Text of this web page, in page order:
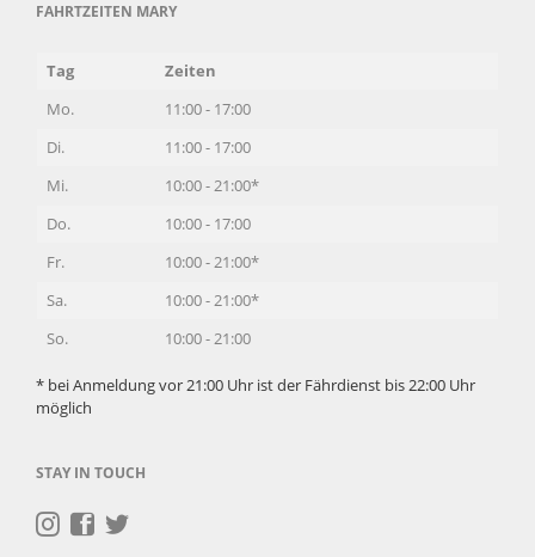
FAHRTZEITEN MARY
Tag
Zeiten
Mo.
11:00 - 17:00
Di.
11:00 - 17:00
Mi.
10:00 - 21:00*
Do.
10:00 - 17:00
Fr.
10:00 - 21:00*
Sa.
10:00 - 21:00*
So.
10:00 - 21:00
* bei Anmeldung vor 21:00 Uhr ist der Fährdienst bis 22:00 Uhr
möglich
STAY IN TOUCH